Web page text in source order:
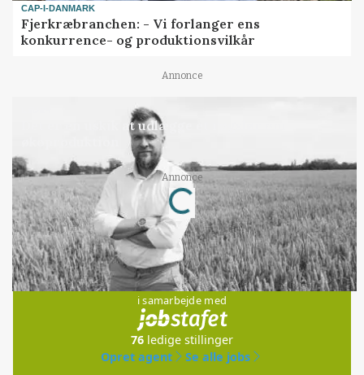
CAP-I-DANMARK
Fjerkræbranchen: - Vi forlanger ens
konkurrence- og produktionsvilkår
Annonce
Det er en uskik at udlægge et røgslør om
Annonce
Loading...
Jobs
i samarbejde med
76 ledige stillinger
Opret agent
Se alle jobs